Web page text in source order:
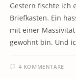
Gestern fischte ich
Briefkasten. Ein
mit einer
gewohnt bin. Und
4 KOMMENTARE